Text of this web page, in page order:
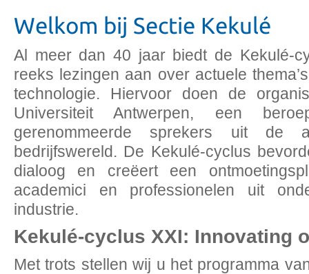
Welkom bij Sectie Kekulé
Al meer dan 40 jaar biedt de Kekulé-
reeks lezingen aan over actuele
technologie. Hiervoor doen de
Universiteit Antwerpen, een
gerenommeerde sprekers uit de
bedrijfswereld. De Kekulé-cyclus
dialoog en creëert een
academici en professionelen uit
industrie.
Kekulé-cyclus XXI: Innovating
Met trots stellen wij u het programma